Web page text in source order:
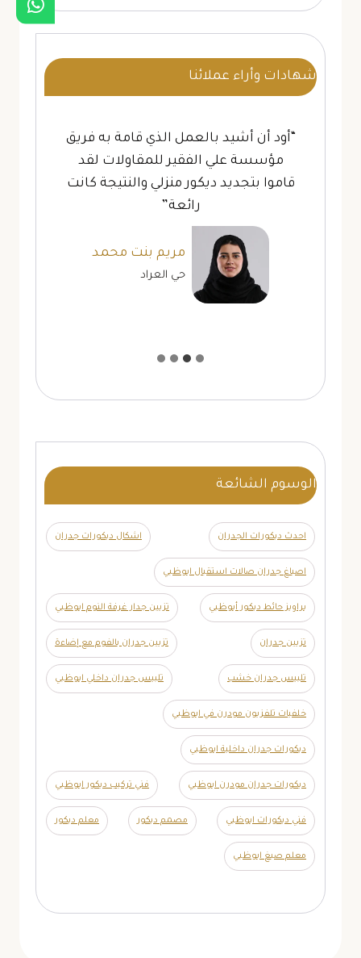
شهادات وأراء عملائنا
“أود أن أشيد بالعمل الذي قامة به فريق
مؤسسة علي الفقير للمقاولات لقد
قاموا بتجديد ديكور منزلي والنتيجة كانت
رائعة”
مريم بنت محمد
حي العراد
الوسوم الشائعة
احدث ديكورات الجدران اشكال ديكورات جدران
اصباغ جدران صالات استقبال ابوظبي
براويز حائط ديكور أبوظبي تزيين جدار غرفة النوم ابوظبي
تزيين جدران تزيين جدران بالفوم مع إضاءة
تلبيس جدران خشب تلبيس جدران داخلي ابوظبي
خلفيات تلفزيون مودرن في ابوظبي
ديكورات جدران داخلية ابوظبي
ديكورات جدران مودرن ابوظبي فني تركيب ديكور ابوظبي
فني ديكورات ابوظبي مصمم ديكور معلم ديكور
معلم صبغ ابوظبي